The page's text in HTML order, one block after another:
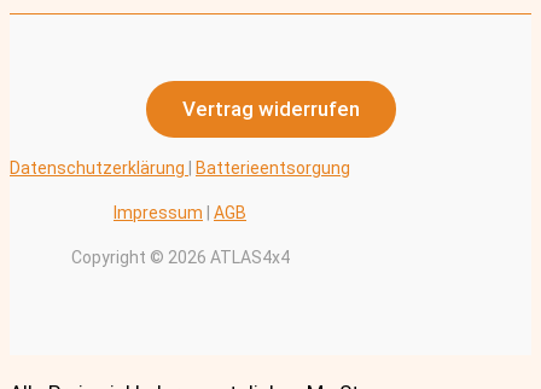
Vertrag widerrufen
Datenschutzerklärung Batterieentsorgung
Impressum AGB
Copyright © 2026 ATLAS4x4